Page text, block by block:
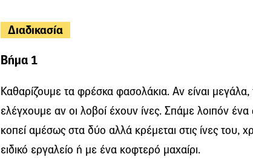
Διαδικασία
Βήμα 1
Καθαρίζουμε τα φρέσκα φασολάκια. Αν είναι
ελέγχουμε αν οι λοβοί έχουν ίνες. Σπάμε λοιπόν
κοπεί αμέσως στα δύο αλλά κρέμεται στις ίνες του,
ειδικό εργαλείο ή με ένα κοφτερό μαχαίρι.